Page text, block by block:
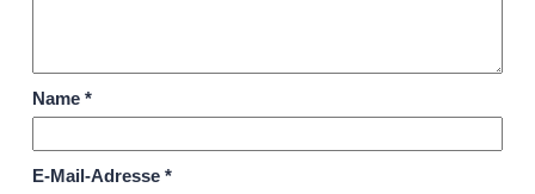
Name *
E-Mail-Adresse *